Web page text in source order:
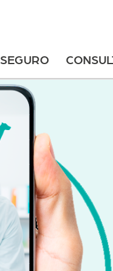
SEGURO